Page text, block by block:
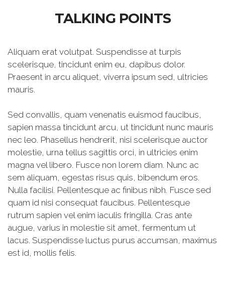
TALKING POINTS
Aliquam erat volutpat. Suspendisse at turpis
scelerisque, tincidunt enim eu, dapibus dolor.
Praesent in arcu aliquet, viverra ipsum sed, ultricies
mauris.
Sed convallis, quam venenatis euismod faucibus,
sapien massa tincidunt arcu, ut tincidunt nunc mauris
nec leo. Phasellus hendrerit, nisi scelerisque auctor
molestie, urna tellus sagittis orci, in ultricies enim
magna vel libero. Fusce non lorem diam. Nunc ac
sem aliquam, egestas risus quis, bibendum eros.
Nulla facilisi. Pellentesque ac finibus nibh. Fusce sed
quam id nisi consequat faucibus. Pellentesque
rutrum sapien vel enim iaculis fringilla. Cras ante
augue, varius in molestie sit amet, fermentum ut
lacus. Suspendisse luctus purus accumsan, maximus
est id, mollis felis.